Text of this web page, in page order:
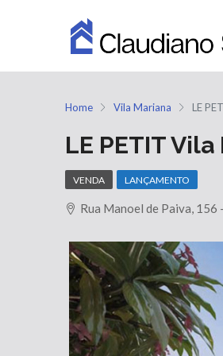
Home Vila Mariana LE
LE PETIT
VENDA LANÇAMENTO
Rua Manoel de Paiva, 156